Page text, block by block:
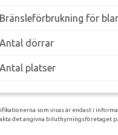
Bränsleförbrukning för
Antal dörrar
Antal platser
som visas är endast i
det angivna biluthyrningsföretaget